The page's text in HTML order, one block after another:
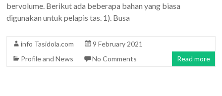
bervolume. Berikut ada beberapa bahan yang biasa
digunakan untuk pelapis tas. 1). Busa
info Tasidola.com
9 February 2021
Profile and News
No Comments Read more